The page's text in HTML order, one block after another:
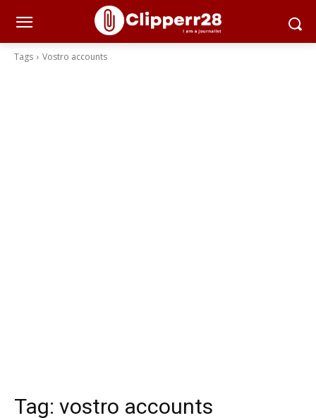
Tags Vostro accounts
Tag: vostro accounts